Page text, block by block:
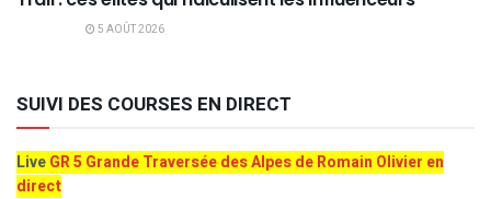
5 AOÛT 2026
SUIVI DES COURSES EN DIRECT
LiveGR 5 Grande Traversée des Alpes de Romain Olivier en
direct